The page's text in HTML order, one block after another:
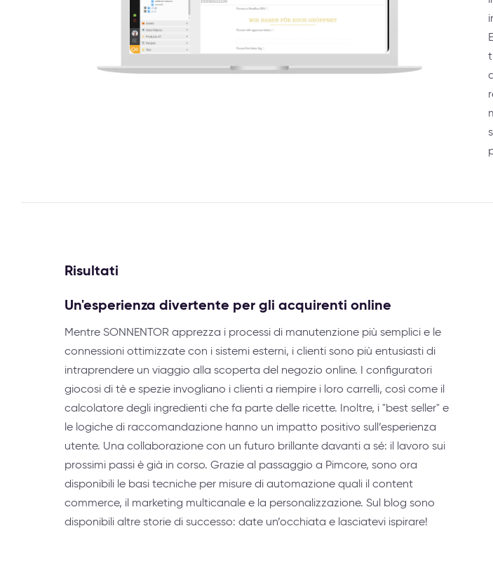
Risultati
Un'esperienza divertente per gli acquirenti online
Mentre SONNENTOR apprezza i processi di manutenzione più semplici e le
connessioni ottimizzate con i sistemi esterni, i clienti sono più entusiasti di
intraprendere un viaggio alla scoperta del negozio online. I configuratori
giocosi di tè e spezie invogliano i clienti a riempire i loro carrelli, così come il
calcolatore degli ingredienti che fa parte delle ricette. Inoltre, i "best seller" e
le logiche di raccomandazione hanno un impatto positivo sull’esperienza
utente. Una collaborazione con un futuro brillante davanti a sé: il lavoro sui
prossimi passi è già in corso. Grazie al passaggio a Pimcore, sono ora
disponibili le basi tecniche per misure di automazione quali il content
commerce, il marketing multicanale e la personalizzazione. Sul blog sono
disponibili altre storie di successo: date un’occhiata e lasciatevi ispirare!